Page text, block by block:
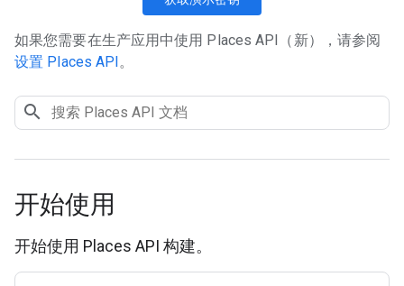
如果您需要在生产应用中使用 Places API（新），请参阅
设置 Places API 。
开始使用
开始使用 Places API 构建。